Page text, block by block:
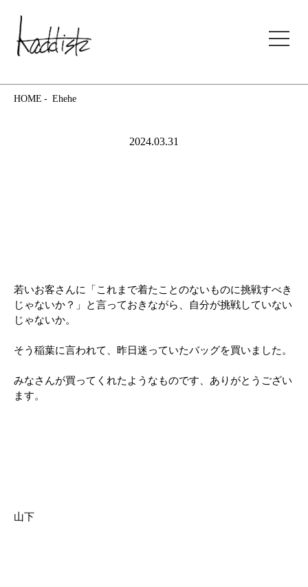
kaddish development store
HOME Ehehe
2024.03.31
若いお客さんに「これまで着たことのないものに挑戦すべき
じゃないか？」と言っておきながら、自分が挑戦していない
じゃないか。
そう稲葉に言われて、昨日迷っていたバッグを買いました。
みなさんが買ってくれたようなものです、ありがとうござい
ます。
山下